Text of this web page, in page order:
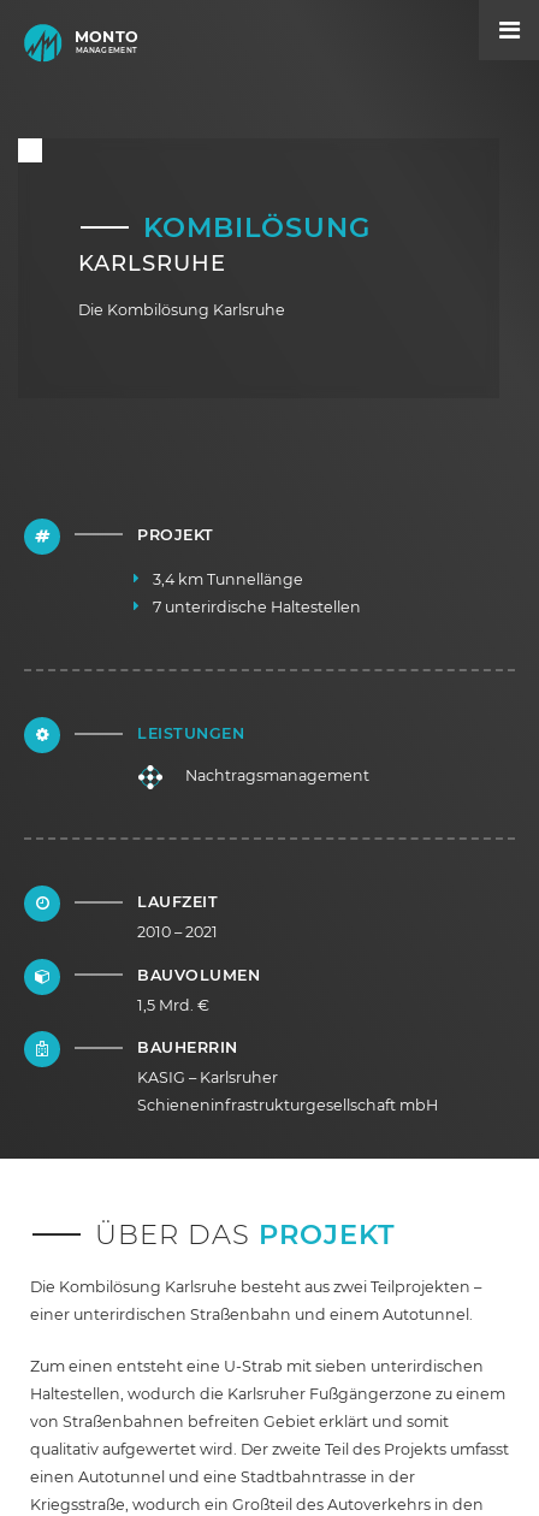
MONTO
MANAGEMENT
KOMBILÖSUNG
KARLSRUHE
Die Kombilösung Karlsruhe
PROJEKT
3,4 km Tunnellänge
7 unterirdische Haltestellen
LEISTUNGEN
Nachtragsmanagement
LAUFZEIT
2010 – 2021
BAUVOLUMEN
1,5 Mrd. €
BAUHERRIN
KASIG – Karlsruher
Schieneninfrastrukturgesellschaft mbH
ÜBER DAS PROJEKT
Die Kombilösung Karlsruhe besteht aus zwei Teilprojekten –
einer unterirdischen Straßenbahn und einem Autotunnel.
Zum einen entsteht eine U-Strab mit sieben unterirdischen
Haltestellen, wodurch die Karlsruher Fußgängerzone zu einem
von Straßenbahnen befreiten Gebiet erklärt und somit
qualitativ aufgewertet wird. Der zweite Teil des Projekts umfasst
einen Autotunnel und eine Stadtbahntrasse in der
Kriegsstraße, wodurch ein Großteil des Autoverkehrs in den